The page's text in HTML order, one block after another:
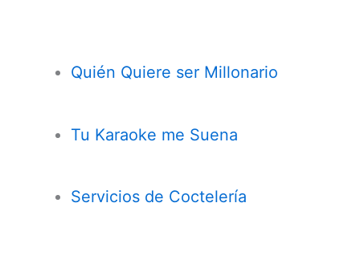
Quién Quiere ser Millonario
Tu Karaoke me Suena
Servicios de Coctelería